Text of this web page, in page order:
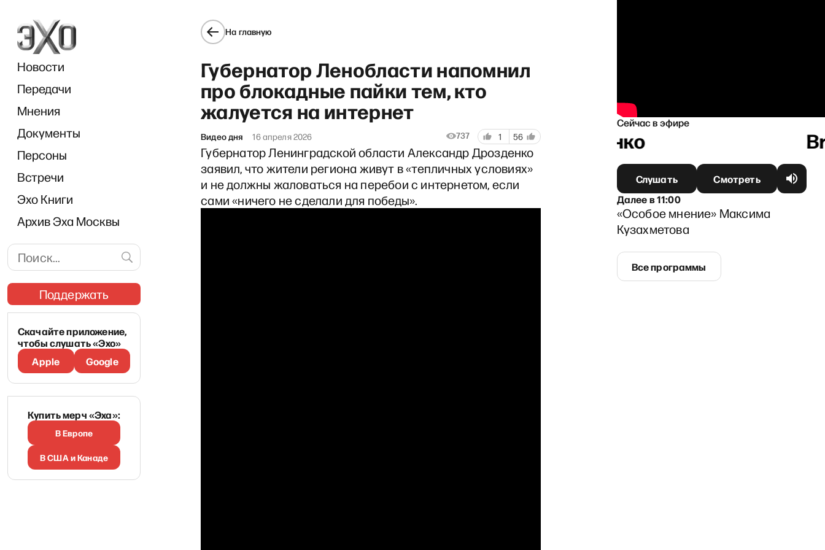
Новости
Передачи
Мнения
Документы
Персоны
Встречи
Эхо Книги
Архив Эха Москвы
Поддержать
Скачайте приложение,
чтобы слушать «Эхо»
Apple
Google
Купить мерч «Эха»:
В Европе
В США и Канаде
На главную
Губернатор Ленобласти напомнил
про блокадные пайки тем, кто
жалуется на интернет
Видео дня 16 апреля 2026 737 1 56
Губернатор Ленинградской области Александр Дрозденко
заявил, что жители региона живут в «тепличных условиях»
и не должны жаловаться на перебои с интернетом, если
сами «ничего не сделали для победы».
Сейчас в эфире
Breakfast show с Александрой Филиппенко
Слушать
Смотреть
Далеев11:00
«Особое мнение» Максима
Кузахметова
Все программы